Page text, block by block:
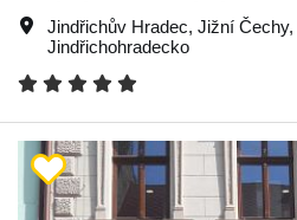
Jindřichův Hradec, Jižní Čechy,
Jindřichohradecko